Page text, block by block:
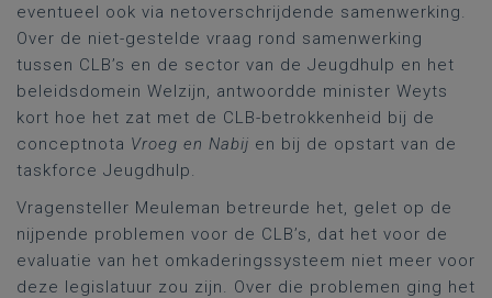
eventueel ook via netoverschrijdende samenwerking.
Over de niet-gestelde vraag rond samenwerking
tussen CLB’s en de sector van de Jeugdhulp en het
beleidsdomein Welzijn, antwoordde minister Weyts
kort hoe het zat met de CLB-betrokkenheid bij de
conceptnota Vroeg en Nabij en bij de opstart van de
taskforce Jeugdhulp.
Vragensteller Meuleman betreurde het, gelet op de
nijpende problemen voor de CLB’s, dat het voor de
evaluatie van het omkaderingssysteem niet meer voor
deze legislatuur zou zijn. Over die problemen ging het